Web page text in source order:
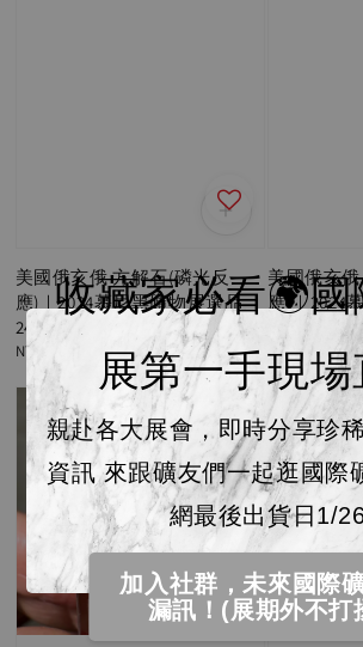
收藏家必看🌍
展第一手現場
親赴各大展會，即時分享珍
資訊 來跟礦友們一起逛國際
網最後出貨日1/
加入社群，未來國際
漏訊！(展期外不打
美國俄亥俄 方解石(磷光反
應)｜2024慕尼黑礦物展選品
24L17A28
Regular
price
NT$ 450
美國俄亥
應)｜2024
24L17A27
Regular
price
NT$ 450